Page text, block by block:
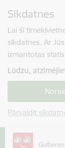
Sīkdatnes
Lai šī
sīkdatnes. Ar
izmantotas
Lūdzu,
Pārvaldīt